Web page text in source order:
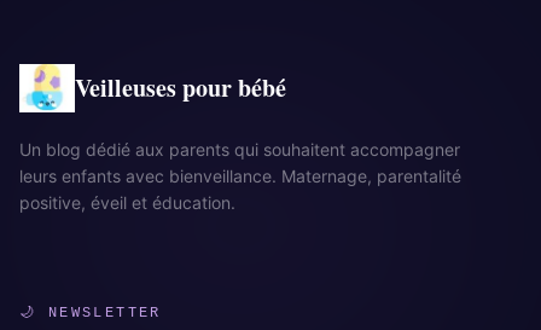
Veilleuses pour bébé
Un blog dédié aux parents qui souhaitent accompagner
leurs enfants avec bienveillance. Maternage, parentalité
positive, éveil et éducation.
🌙 NEWSLETTER